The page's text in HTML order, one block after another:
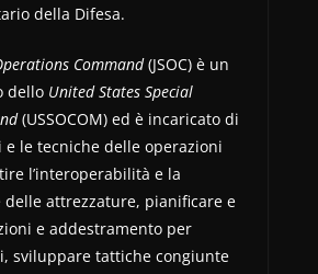
della Difesa.
Command(JSOC) è un
dello United States Special
(USSOCOM) ed è incaricato di
le tecniche delle operazioni
l’interoperabilità e la
attrezzature, pianificare e
e addestramento per
sviluppare tattiche congiunte